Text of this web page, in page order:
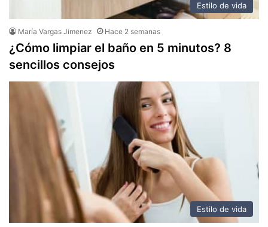
Estilo de vida
María Vargas Jimenez Hace 2 semanas
¿Cómo limpiar el baño en 5 minutos? 8
sencillos consejos
Estilo de vida